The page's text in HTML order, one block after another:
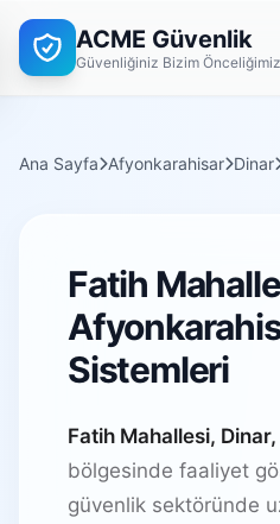
ACME Güvenlik
Güvenliğiniz Bizim Önceliğimiz
Ana Sayfa Afyonkarahisar Dinar
Fatih
Sistemleri
Fatih Mahallesi,
bölgesinde faaliyet
güvenlik sektöründe